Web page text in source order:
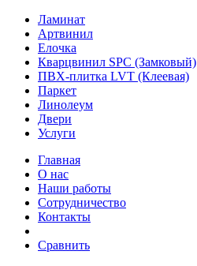
Ламинат
Артвинил
Елочка
Кварцвинил SPC (Замковый)
ПВХ-плитка LVT (Клеевая)
Паркет
Линолеум
Двери
Услуги
Главная
О нас
Наши работы
Сотрудничество
Контакты
Сравнить